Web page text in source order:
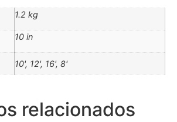
1.2 kg
10 in
10', 12', 16', 8'
relacionados